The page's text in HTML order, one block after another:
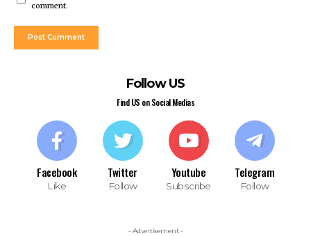
comment.
Follow US
Find US on Social Medias
Facebook
Like
Twitter
Follow
Youtube
Subscribe
Telegram
Follow
- Advertisement -